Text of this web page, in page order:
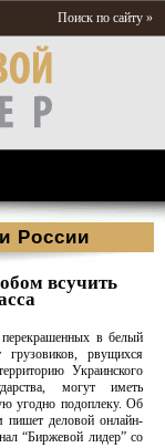
Поиск по сайту »
России
всучить
в белый
грузовиков, рвущихся
Украинского
могут иметь
угодно подоплеку. Об
пишет деловой онлайн-
“Биржевой лидер” со